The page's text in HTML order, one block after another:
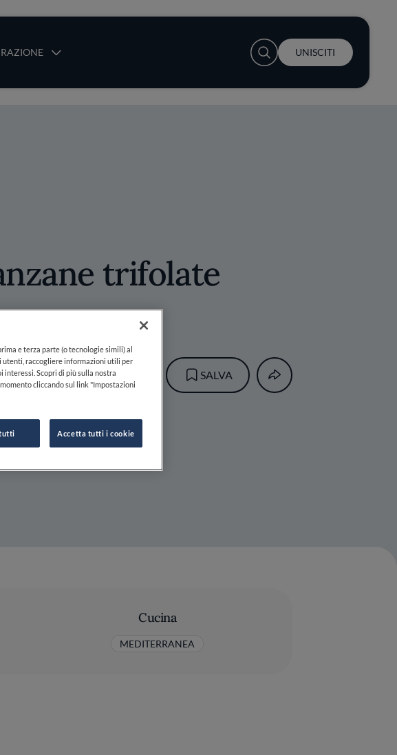
User account menu
UNISCITI
trifolate
CLAUDIA CONCAS
SALVA
Cucina
MEDITERRANEA
e terza parte (o tecnologie simili) al
utenti, raccogliere informazioni utili per
Scopri di più sulla nostra
cliccando sul link "Impostazioni
Accetta tutti i cookie